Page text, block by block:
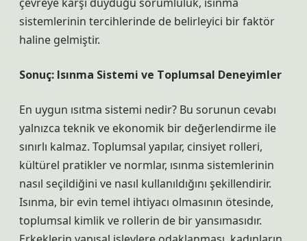
sistemlerinin tercihlerinde de belirleyici bir faktör
haline gelmiştir.
Sonuç: Isınma Sistemi ve Toplumsal Deneyimler
En uygun ısıtma sistemi nedir? Bu sorunun cevabı
yalnızca teknik ve ekonomik bir değerlendirme ile
sınırlı kalmaz. Toplumsal yapılar, cinsiyet rolleri,
kültürel pratikler ve normlar, ısınma sistemlerinin
nasıl seçildiğini ve nasıl kullanıldığını şekillendirir.
Isınma, bir evin temel ihtiyacı olmasının ötesinde,
toplumsal kimlik ve rollerin de bir yansımasıdır.